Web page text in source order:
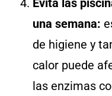
Evita las
una semana:
de higiene y
calor puede
las enzimas